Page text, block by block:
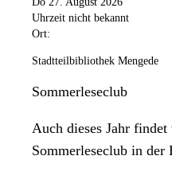
Uhrzeit nicht bekannt
Ort:
Stadtteilbibliothek Mengede
Sommerleseclub
Auch dieses Jahr
Sommerleseclub in